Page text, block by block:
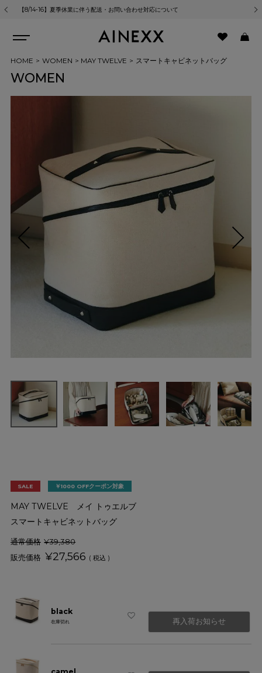
せ対応について 熊本地震の影響による商品のお届けについて
HOME WOMEN MAY TWELVE スマートキャビネットバッグ
WOMEN
SALE ￥1000 OFFクーポン対象
MAY TWELVE メイ トゥエルブ
スマートキャビネットバッグ
通常価格 ¥39,380
¥27,566 税込
black
在庫切れ 再入荷お知らせ